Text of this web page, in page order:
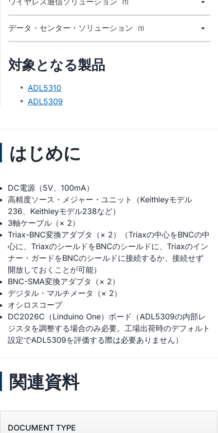
(1)
データ・センター・ソリューション (1)
対象となる製品
ADL5310
ADL5309
はじめに
DC電源（5V、100mA）
高精度ソース・メジャー・ユニット（Keithleyモデル
236、Keithleyモデル238など）
3軸ケーブル（× 2）
Triax-BNC変換アダプタ（× 2）（Triaxの中心をBNCの中
心に、TriaxのシールドをBNCのシールドに、Triaxのイン
ナー・ガードをBNCのシールドに接続するか、接続せず
開放しておくことが可能）
BNC-SMA変換アダプタ（× 2）
デジタル・マルチメータ（× 2）
オシロスコープ
DC2026C（Linduino One）ボード（ADL5309の内部レ
ジスタを調整する場合のみ必要。工場出荷時のデフォルト
設定でADL5309を評価する際は必要ありません）
関連資料
DOCUMENT TYPE